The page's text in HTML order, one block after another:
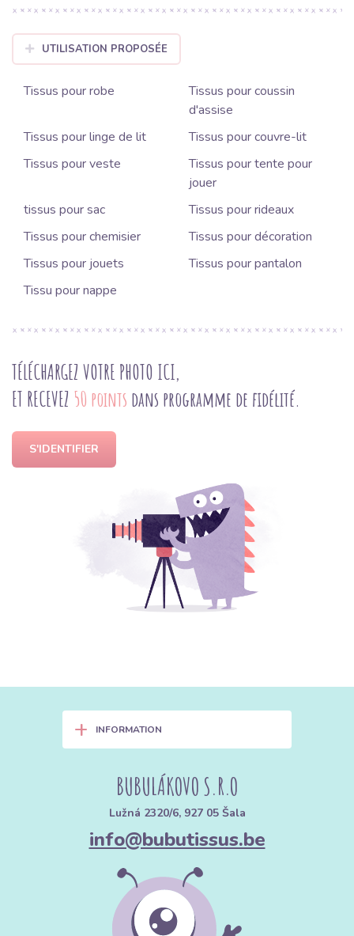
UTILISATION PROPOSÉE
Tissus pour robe
Tissus pour coussin
d'assise
Tissus pour linge de lit
Tissus pour couvre-lit
Tissus pour veste
Tissus pour tente pour
jouer
tissus pour sac
Tissus pour rideaux
Tissus pour chemisier
Tissus pour décoration
Tissus pour jouets
Tissus pour pantalon
Tissu pour nappe
TÉLÉCHARGEZ VOTRE PHOTO ICI,
ET RECEVEZ 50 points dans programme de fidélité.
S'IDENTIFIER
+ INFORMATION
BUBULÁKOVO S.R.O
Lužná 2320/6, 927 05 Šala
info@bubutissus.be